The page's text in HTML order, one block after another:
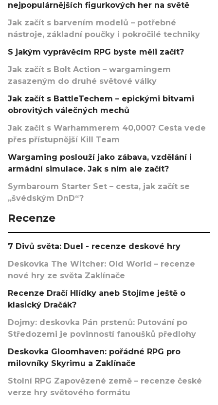
nejpopulárnějších figurkových her na světě
Jak začít s barvením modelů – potřebné
nástroje, základní poučky i pokročilé techniky
S jakým vyprávěcím RPG byste měli začít?
Jak začít s Bolt Action – wargamingem
zasazeným do druhé světové války
Jak začít s BattleTechem – epickými bitvami
obrovitých válečných mechů
Jak začít s Warhammerem 40,000? Cesta vede
přes přístupnější Kill Team
Wargaming poslouží jako zábava, vzdělání i
armádní simulace. Jak s ním ale začít?
Symbaroum Starter Set – cesta, jak začít se
„švédským DnD“?
Recenze
7 Divů světa: Duel - recenze deskové hry
Deskovka The Witcher: Old World – recenze
nové hry ze světa Zaklínače
Recenze Dračí Hlídky aneb Stojíme ještě o
klasický Dračák?
Dojmy: deskovka Pán prstenů: Putování po
Středozemi je povinností fanoušků předlohy
Deskovka Gloomhaven: pořádné RPG pro
milovníky Skyrimu a Zaklínače
Stolní RPG Zapovězené země – recenze české
verze hry světového formátu